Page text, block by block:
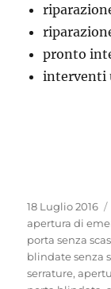
pronto
interventi
Pubblicato
il
18 Luglio 2016
apertura di
porta senza
blindate senza
serrature,